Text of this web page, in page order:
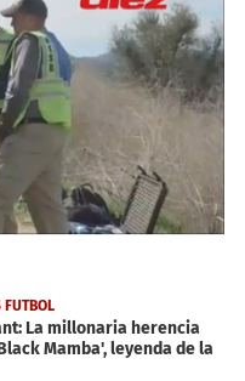
FUTBOL
La millonaria herencia
Mamba', leyenda de la